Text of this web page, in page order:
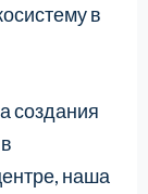
в
создания
наша